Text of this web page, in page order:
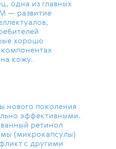
одна из главных
— развитие
хорошо
кожу.
нового поколения
эффективными.
ретинол
(микрокапсулы)
с другими